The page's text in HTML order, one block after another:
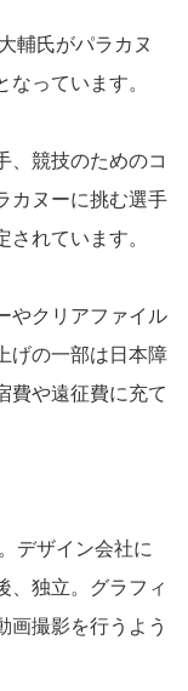
輔氏がパラカヌ
っています。
、競技のためのコ
カヌーに挑む選手
れています。
やクリアファイル
げの一部は日本障
費や遠征費に充て
デザイン会社に
、独立。グラフィ
画撮影を行うよう